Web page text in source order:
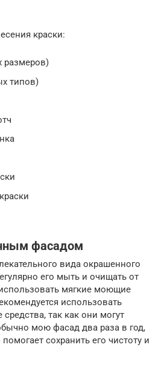
краски:
размеров)
типов)
фасадом
вида окрашенного
его мыть и очищать от
мягкие моющие
использовать
так как они могут
мою фасад два раза в год,
сохранить его чистоту и